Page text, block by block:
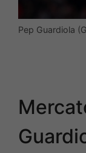
Pep Guardiola